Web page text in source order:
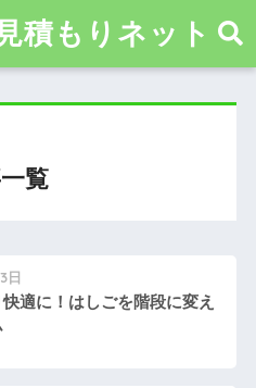
覧
日
適に！はしごを階段に変え